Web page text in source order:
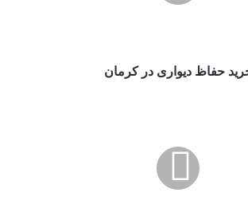
حفاظ دیواری در کرمان